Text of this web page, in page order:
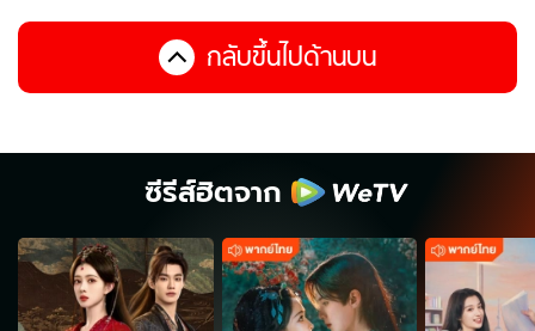
กลับขึ้นไปด้านบน
ซีรีส์ฮิตจาก